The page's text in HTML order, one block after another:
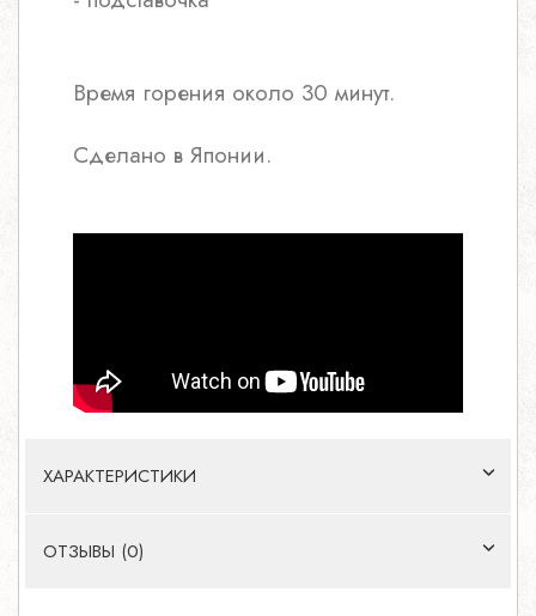
Время горения около 30 минут.
Сделано в Японии.
ХАРАКТЕРИСТИКИ
ОТЗЫВЫ (0)